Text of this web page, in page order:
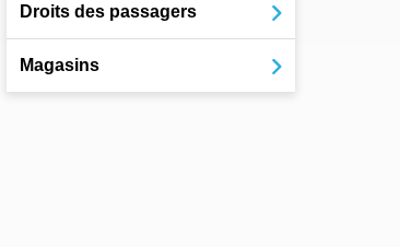
Droits des passagers
Magasins